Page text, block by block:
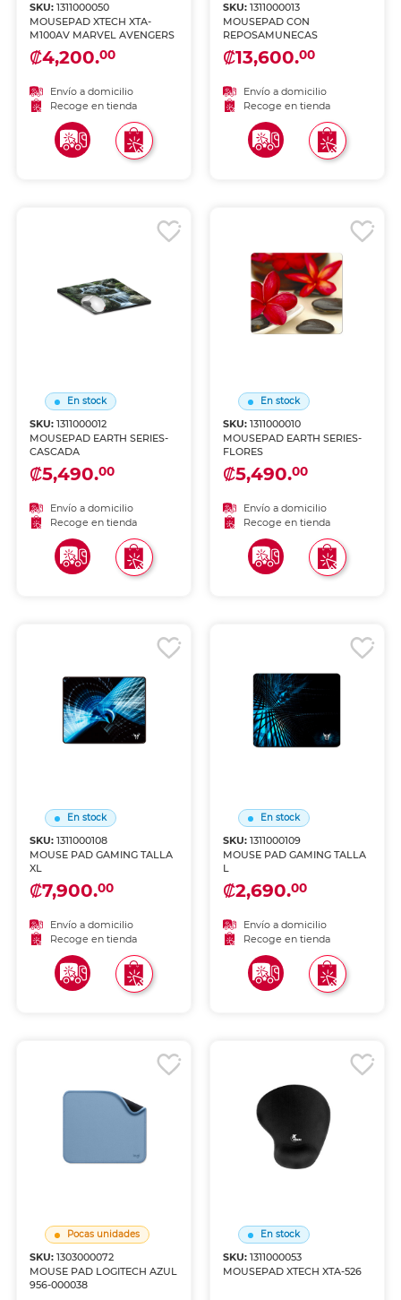
SKU:1311000050
MOUSEPAD XTECH XTA-
M100AV MARVEL AVENGERS
₡4,200.00
Envío a domicilio
Recoge en tienda
SKU: 1311000013
MOUSEPAD CON
REPOSAMUNECAS
₡13,600.00
Envío a domicilio
Recoge en tienda
En stock
SKU:1311000012
MOUSEPAD EARTH SERIES-
CASCADA
₡5,490.00
Envío a domicilio
Recoge en tienda
En stock
SKU: 1311000010
MOUSEPAD EARTH SERIES-
FLORES
₡5,490.00
Envío a domicilio
Recoge en tienda
En stock
SKU:1311000108
MOUSE PAD GAMING TALLA
XL
₡7,900.00
Envío a domicilio
Recoge en tienda
En stock
SKU: 1311000109
MOUSE PAD GAMING TALLA
L
₡2,690.00
Envío a domicilio
Recoge en tienda
Pocas unidades
SKU:1303000072
MOUSE PAD LOGITECH AZUL
956-000038
En stock
SKU: 1311000053
MOUSEPAD XTECH XTA-526